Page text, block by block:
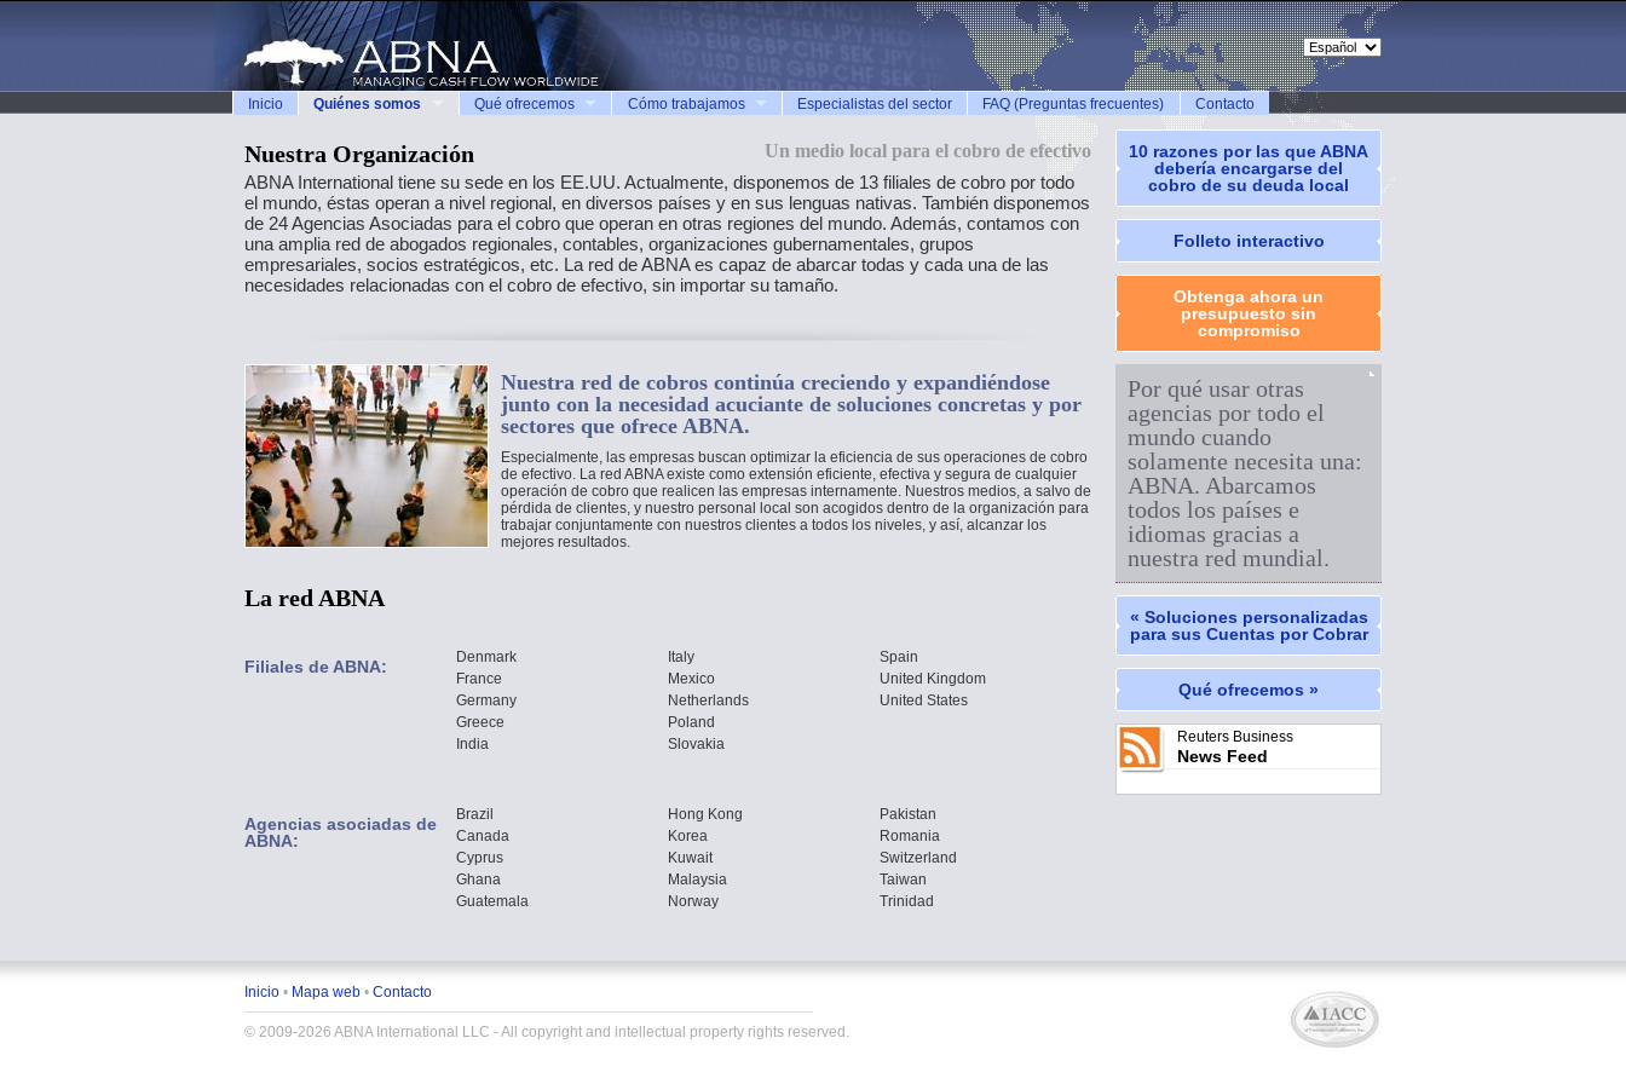
Inicio Quiénes somos Qué ofrecemos Cómo trabajamos Especialistas del sector FAQ (Preguntas frecuentes) Contacto
Nuestra Organización Un medio local para el cobro de efectivo
ABNA International tiene su sede en los EE.UU. Actualmente, disponemos de 13 filiales de cobro por todo
el mundo, éstas operan a nivel regional, en diversos países y en sus lenguas nativas. También disponemos
de 24 Agencias Asociadas para el cobro que operan en otras regiones del mundo. Además, contamos con
una amplia red de abogados regionales, contables, organizaciones gubernamentales, grupos
empresariales, socios estratégicos, etc. La red de ABNA es capaz de abarcar todas y cada una de las
necesidades relacionadas con el cobro de efectivo, sin importar su tamaño.
Nuestra red de cobros continúa creciendo y expandiéndose
junto con la necesidad acuciante de soluciones concretas y por
sectores que ofrece ABNA.
Especialmente, las empresas buscan optimizar la eficiencia de sus operaciones de cobro
de efectivo. La red ABNA existe como extensión eficiente, efectiva y segura de cualquier
operación de cobro que realicen las empresas internamente. Nuestros medios, a salvo de
pérdida de clientes, y nuestro personal local son acogidos dentro de la organización para
trabajar conjuntamente con nuestros clientes a todos los niveles, y así, alcanzar los
mejores resultados.
La red ABNA
Filiales de ABNA:
Denmark
France
Germany
Greece
India
Italy
Mexico
Netherlands
Poland
Slovakia
Spain
United Kingdom
United States
Agencias asociadas de
ABNA:
Brazil
Canada
Cyprus
Ghana
Guatemala
Hong Kong
Korea
Kuwait
Malaysia
Norway
Pakistan
Romania
Switzerland
Taiwan
Trinidad
10 razones por las que ABNA
debería encargarse del
cobro de su deuda local
Folleto interactivo
Obtenga ahora un
presupuesto sin
compromiso
Por qué usar otras
agencias por todo el
mundo cuando
solamente necesita una:
ABNA. Abarcamos
todos los países e
idiomas gracias a
nuestra red mundial.
« Soluciones personalizadas
para sus Cuentas por Cobrar
Qué ofrecemos »
Reuters Business
News Feed
Inicio • Mapa web • Contacto
© 2009-2026 ABNA International LLC - All copyright and intellectual property rights reserved.